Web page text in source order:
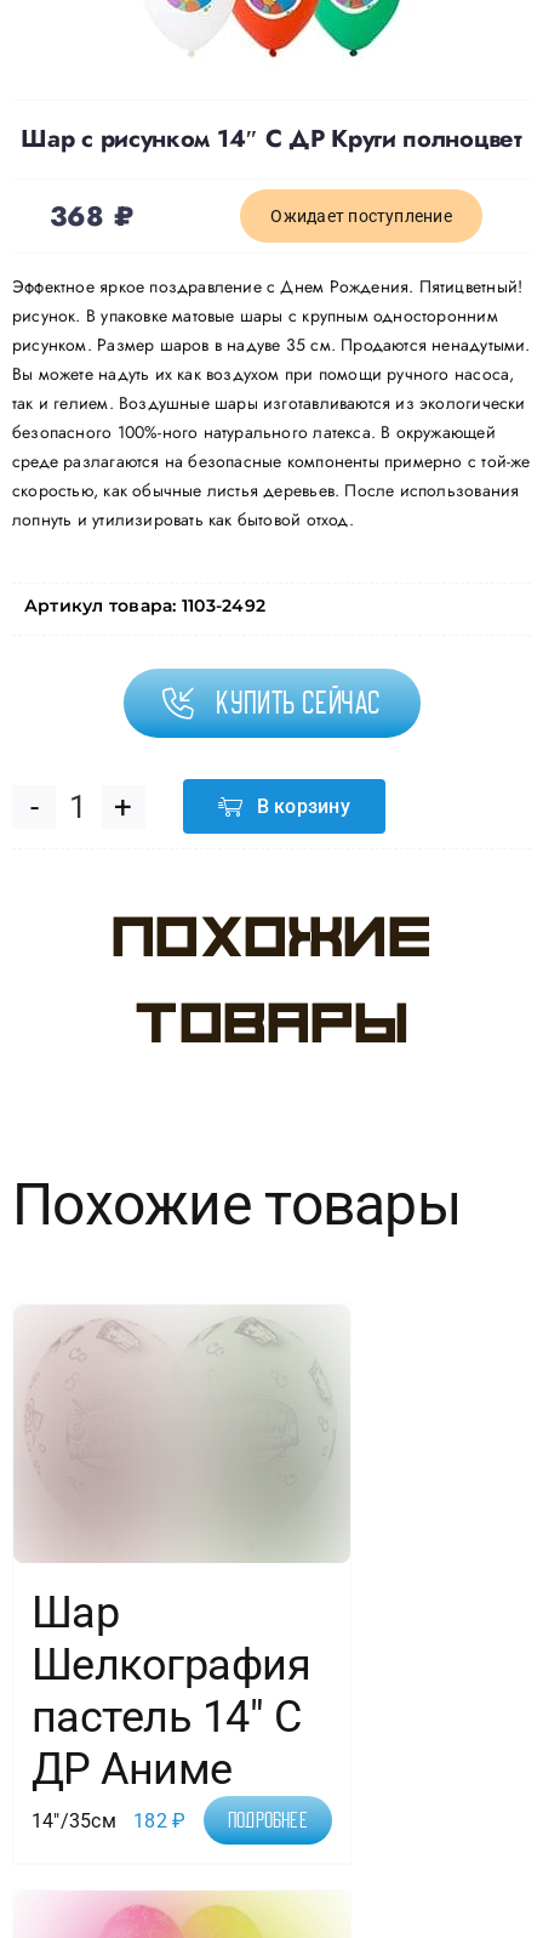
О нас
Отзывы
Контакты
Политика конфиденциальности
Шар с рисунком 14″ С ДР Круги полноцвет
368₽ Ожидает поступление
Эффектное яркое поздравление с Днем Рождения. Пятицветный!
рисунок. В упаковке матовые шары с крупным односторонним
рисунком. Размер шаров в надуве 35 см. Продаются ненадутыми.
Вы можете надуть их как воздухом при помощи ручного насоса,
так и гелием. Воздушные шары изготавливаются из экологически
безопасного 100%-ного натурального латекса. В окружающей
среде разлагаются на безопасные компоненты примерно с той-же
скоростью, как обычные листья деревьев. После использования
лопнуть и утилизировать как бытовой отход.
Артикул товара: 1103-2492
Купить сейчас
Количество
Шар
рисунком
ДР
полноцвет
В корзину
Похожие
товары
Похожие товары
Шар
Шелкография
пастель 14″ С
ДР Аниме
14"/35см 182₽ Подробнее